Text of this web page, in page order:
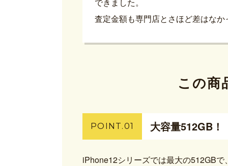
査定金額も専門店とさほど差はな
この商
POINT.01 大容量512GB！
iPhone12シリーズでは最大の512GB